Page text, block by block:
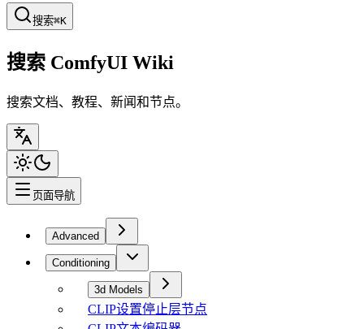
搜索⌘K
搜索 ComfyUI Wiki
搜索文档、教程、新闻和节点。
页面导航
Advanced
Conditioning
3d Models
CLIP设置停止层节点